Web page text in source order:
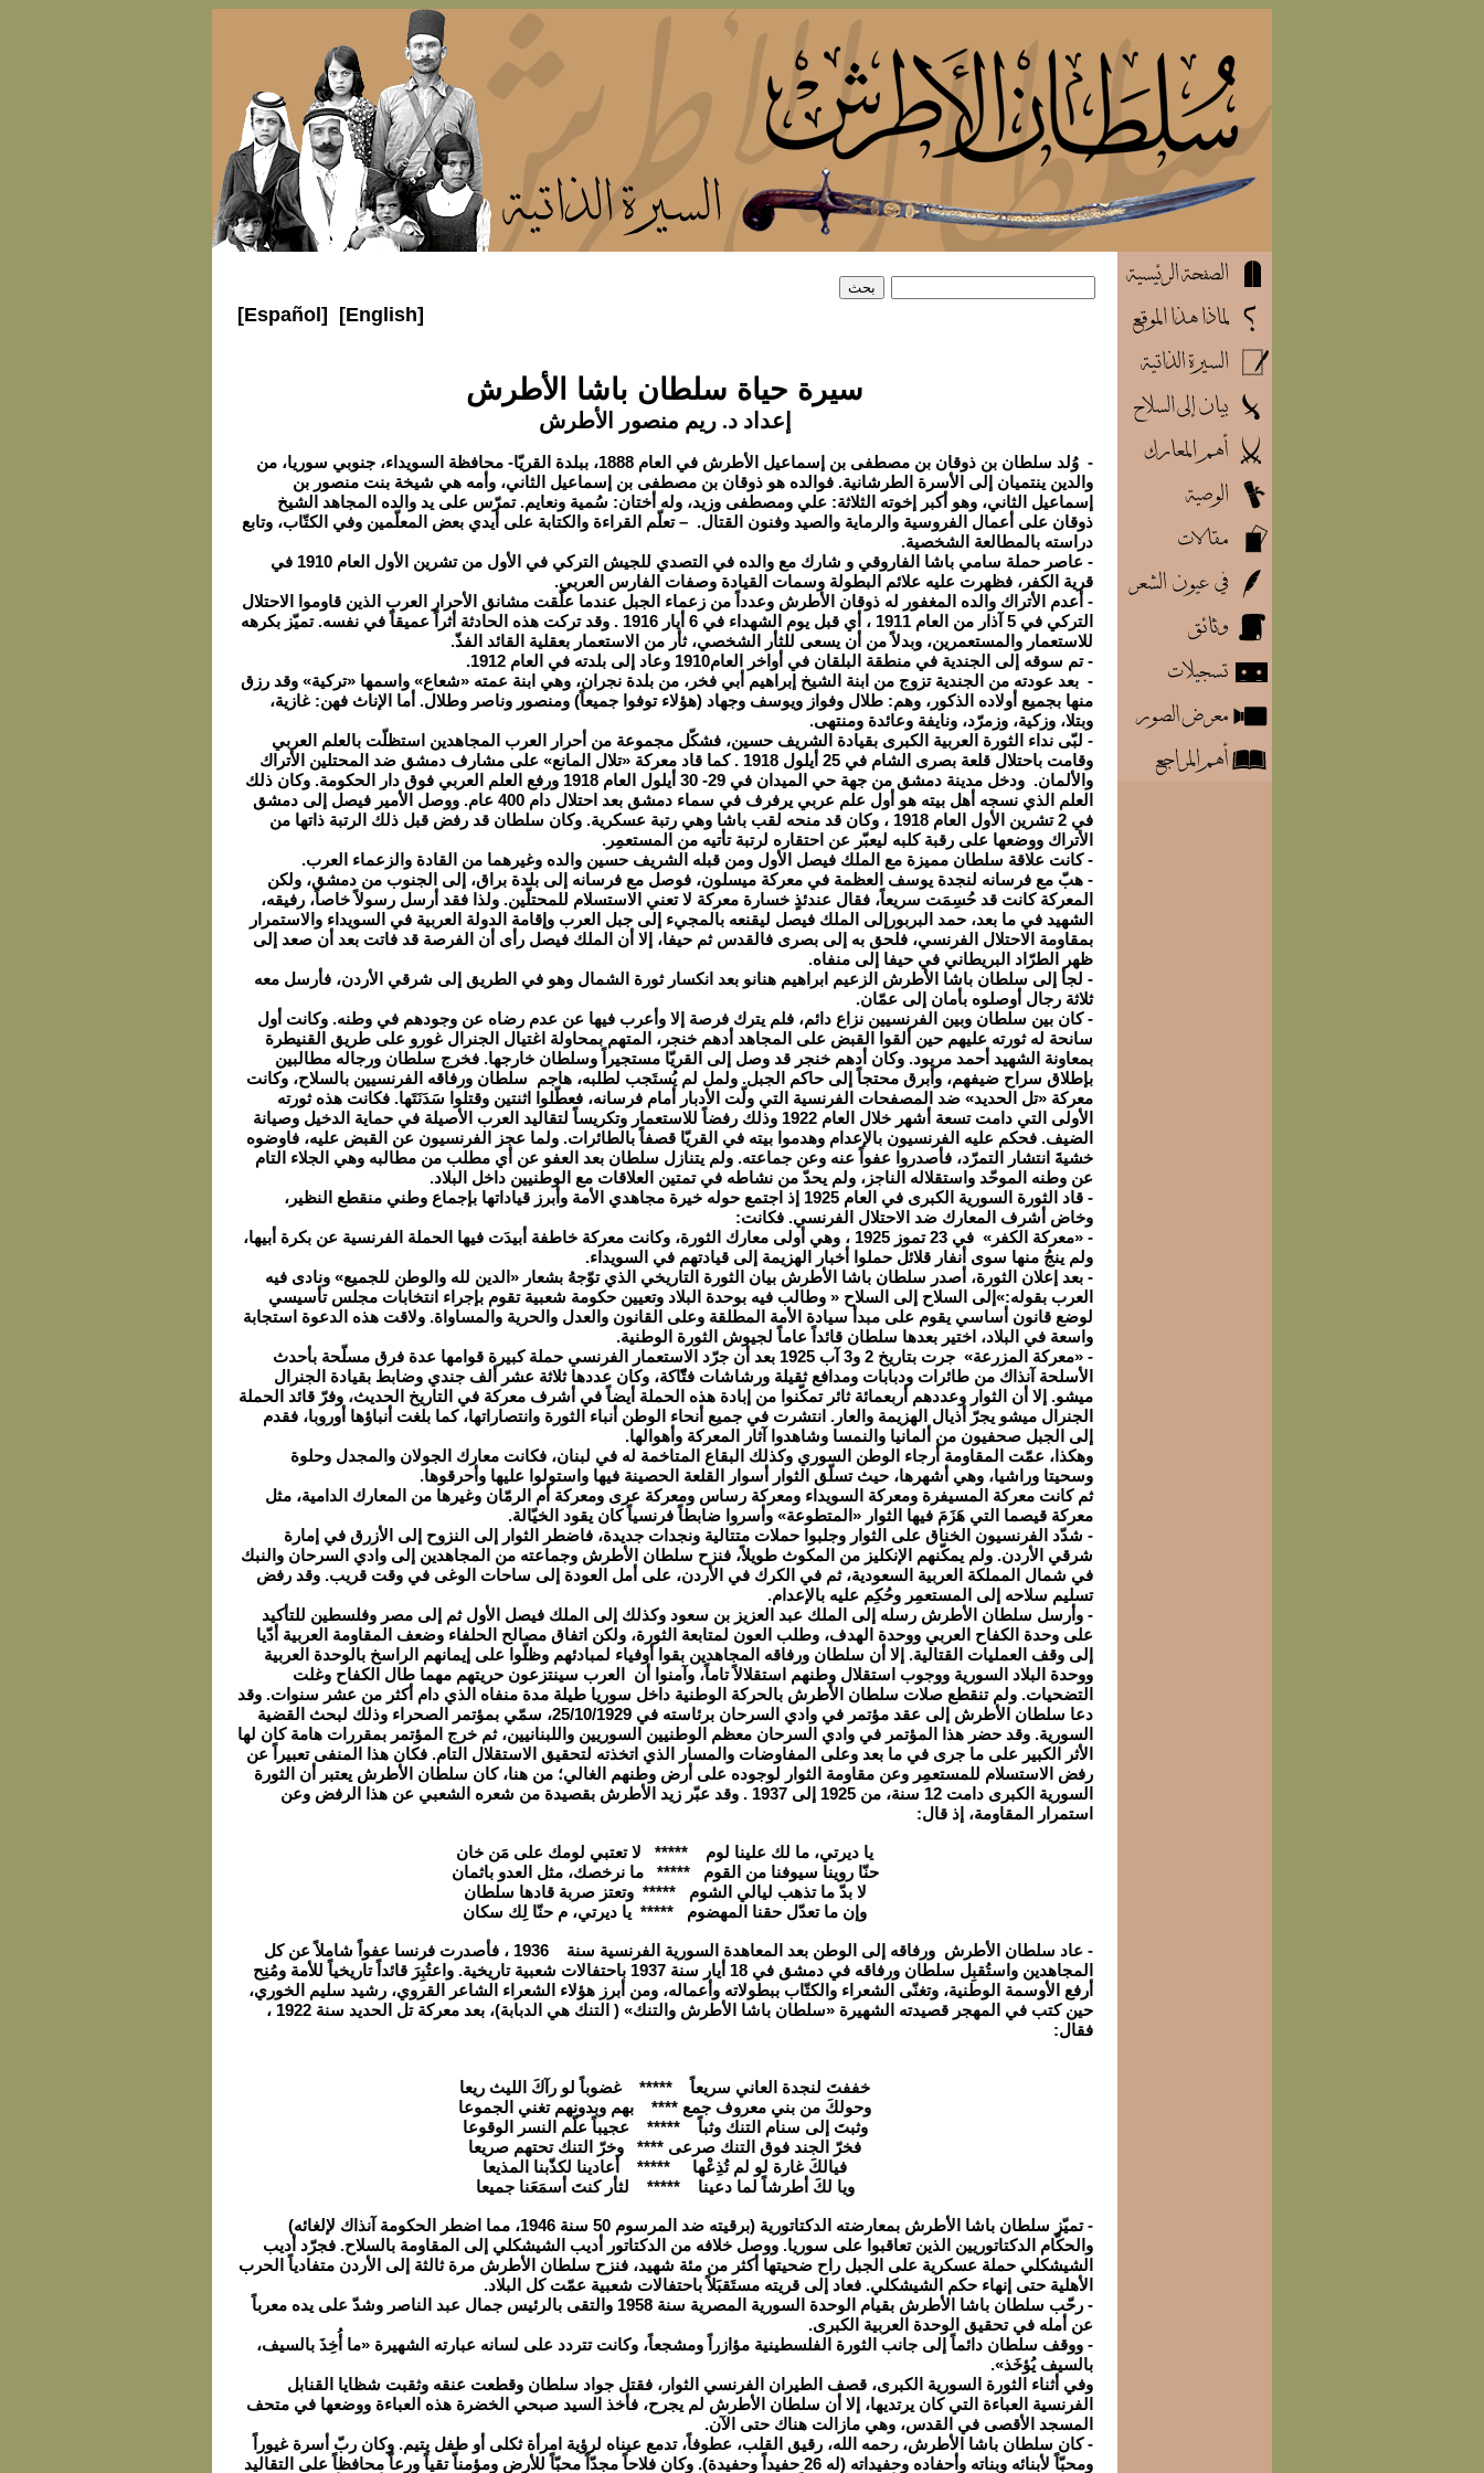
[Español] [English]
سيرة حياة سلطان باشا الأطرش
إعداد د. ريم منصور الأطرش
- وُلد سلطان بن ذوقان بن مصطفى بن إسماعيل الأطرش في العام 1888، ببلدة القريّا- محافظة السويداء، جنوبي سوريا، من
والدين ينتميان إلى الأسرة الطرشانية. فوالده هو ذوقان بن مصطفى بن إسماعيل الثاني، وأمه هي شيخة بنت منصور بن
إسماعيل الثاني، وهو أكبر إخوته الثلاثة: علي ومصطفى وزيد، وله أختان: سُمية ونعايم. تمرّس على يد والده المجاهد الشيخ
ذوقان على أعمال الفروسية والرماية والصيد وفنون القتال. – تعلّم القراءة والكتابة على أيدي بعض المعلّمين وفي الكتّاب، وتابع
دراسته بالمطالعة الشخصية.
- عاصر حملة سامي باشا الفاروقي و شارك مع والده في التصدي للجيش التركي في الأول من تشرين الأول العام 1910 في
قرية الكفر، فظهرت عليه علائم البطولة وسمات القيادة وصفات الفارس العربي.
- أعدم الأتراك والده المغفور له ذوقان الأطرش وعدداً من زعماء الجبل عندما علّقت مشانق الأحرار العرب الذين قاوموا الاحتلال
التركي في 5 آذار من العام 1911 ، أي قبل يوم الشهداء في 6 أيار 1916 . وقد تركت هذه الحادثة أثراً عميقاً في نفسه. تميّز بكرهه
للاستعمار والمستعمرين، وبدلاً من أن يسعى للثأر الشخصي، ثأر من الاستعمار بعقلية القائد الفذّ.
- تم سوقه إلى الجندية في منطقة البلقان في أواخر العام1910 وعاد إلى بلدته في العام 1912.
- بعد عودته من الجندية تزوج من ابنة الشيخ إبراهيم أبي فخر، من بلدة نجران، وهي ابنة عمته «شعاع» واسمها «تركية» وقد رزق
منها بجميع أولاده الذكور، وهم: طلال وفواز ويوسف وجهاد (هؤلاء توفوا جميعاً) ومنصور وناصر وطلال. أما الإناث فهن: غازية،
وبتلا، وزكية، وزمرّد، ونايفة وعائدة ومنتهى.
- لبّى نداء الثورة العربية الكبرى بقيادة الشريف حسين، فشكّل مجموعة من أحرار العرب المجاهدين استظلّت بالعلم العربي
وقامت باحتلال قلعة بصرى الشام في 25 أيلول 1918 . كما قاد معركة «تلال المانع» على مشارف دمشق ضد المحتلين الأتراك
والألمان. ودخل مدينة دمشق من جهة حي الميدان في 29- 30 أيلول العام 1918 ورفع العلم العربي فوق دار الحكومة. وكان ذلك
العلم الذي نسجه أهل بيته هو أول علم عربي يرفرف في سماء دمشق بعد احتلال دام 400 عام. ووصل الأمير فيصل إلى دمشق
في 2 تشرين الأول العام 1918 ، وكان قد منحه لقب باشا وهي رتبة عسكرية. وكان سلطان قد رفض قبل ذلك الرتبة ذاتها من
الأتراك ووضعها على رقبة كلبه ليعبّر عن احتقاره لرتبة تأتيه من المستعمِر.
- كانت علاقة سلطان مميزة مع الملك فيصل الأول ومن قبله الشريف حسين والده وغيرهما من القادة والزعماء العرب.
- هبّ مع فرسانه لنجدة يوسف العظمة في معركة ميسلون، فوصل مع فرسانه إلى بلدة براق، إلى الجنوب من دمشق، ولكن
المعركة كانت قد حُسِمَت سريعاً، فقال عندئذٍ خسارة معركة لا تعني الاستسلام للمحتلّين. ولذا فقد أرسل رسولاً خاصاً، رفيقه،
الشهيد في ما بعد، حمد البربورإلى الملك فيصل ليقنعه بالمجيء إلى جبل العرب وإقامة الدولة العربية في السويداء والاستمرار
بمقاومة الاحتلال الفرنسي، فلحق به إلى بصرى فالقدس ثم حيفا، إلا أن الملك فيصل رأى أن الفرصة قد فاتت بعد أن صعد إلى
ظهر الطرّاد البريطاني في حيفا إلى منفاه.
- لجأ إلى سلطان باشا الأطرش الزعيم ابراهيم هنانو بعد انكسار ثورة الشمال وهو في الطريق إلى شرقي الأردن، فأرسل معه
ثلاثة رجال أوصلوه بأمان إلى عمّان.
- كان بين سلطان وبين الفرنسيين نزاع دائم، فلم يترك فرصة إلا وأعرب فيها عن عدم رضاه عن وجودهم في وطنه. وكانت أول
سانحة له ثورته عليهم حين ألقوا القبض على المجاهد أدهم خنجر، المتهم بمحاولة اغتيال الجنرال غورو على طريق القنيطرة
بمعاونة الشهيد أحمد مريود. وكان أدهم خنجر قد وصل إلى القريّا مستجيراً وسلطان خارجها. فخرج سلطان ورجاله مطالبين
بإطلاق سراح ضيفهم، وأبرق محتجاً إلى حاكم الجبل. ولمل لم يُستَجب لطلبه، هاجم سلطان ورفاقه الفرنسيين بالسلاح، وكانت
معركة «تل الحديد» ضد المصفحات الفرنسية التي ولّت الأدبار أمام فرسانه، فعطّلوا اثنتين وقتلوا سَدَنَتَها. فكانت هذه ثورته
الأولى التي دامت تسعة أشهر خلال العام 1922 وذلك رفضاً للاستعمار وتكريساً لتقاليد العرب الأصيلة في حماية الدخيل وصيانة
الضيف. فحكم عليه الفرنسيون بالإعدام وهدموا بيته في القريّا قصفاً بالطائرات. ولما عجز الفرنسيون عن القبض عليه، فاوضوه
خشيةَ انتشار التمرّد، فأصدروا عفواً عنه وعن جماعته. ولم يتنازل سلطان بعد العفو عن أي مطلب من مطالبه وهي الجلاء التام
عن وطنه الموحّد واستقلاله الناجز، ولم يحدّ من نشاطه في تمتين العلاقات مع الوطنيين داخل البلاد.
- قاد الثورة السورية الكبرى في العام 1925 إذ اجتمع حوله خيرة مجاهدي الأمة وأبرز قياداتها بإجماع وطني منقطع النظير،
وخاض أشرف المعارك ضد الاحتلال الفرنسي. فكانت:
- «معركة الكفر» في 23 تموز 1925 ، وهي أولى معارك الثورة، وكانت معركة خاطفة أبيدَت فيها الحملة الفرنسية عن بكرة أبيها،
ولم ينجُ منها سوى أنفار قلائل حملوا أخبار الهزيمة إلى قيادتهم في السويداء.
- بعد إعلان الثورة، أصدر سلطان باشا الأطرش بيان الثورة التاريخي الذي توّجهُ بشعار «الدين لله والوطن للجميع» ونادى فيه
العرب بقوله:»إلى السلاح إلى السلاح « وطالب فيه بوحدة البلاد وتعيين حكومة شعبية تقوم بإجراء انتخابات مجلس تأسيسي
لوضع قانون أساسي يقوم على مبدأ سيادة الأمة المطلقة وعلى القانون والعدل والحرية والمساواة. ولاقت هذه الدعوة استجابة
واسعة في البلاد، اختير بعدها سلطان قائداً عاماً لجيوش الثورة الوطنية.
- «معركة المزرعة» جرت بتاريخ 2 و3 آب 1925 بعد أن جرّد الاستعمار الفرنسي حملة كبيرة قوامها عدة فرق مسلّحة بأحدث
الأسلحة آنذاك من طائرات ودبابات ومدافع ثقيلة ورشاشات فتّّاكة، وكان عددها ثلاثة عشر ألف جندي وضابط بقيادة الجنرال
ميشو. إلا أن الثوار وعددهم أربعمائة ثائر تمكّنوا من إبادة هذه الحملة أيضاً في أشرف معركة في التاريخ الحديث، وفرّ قائد الحملة
الجنرال ميشو يجرّ أذيال الهزيمة والعار. انتشرت في جميع أنحاء الوطن أنباء الثورة وانتصاراتها، كما بلغت أنباؤها أوروبا، فقدم
إلى الجبل صحفيون من ألمانيا والنمسا وشاهدوا آثار المعركة وأهوالها.
وهكذا، عمّت المقاومة أرجاء الوطن السوري وكذلك البقاع المتاخمة له في لبنان، فكانت معارك الجولان والمجدل وحلوة
وسحيتا وراشيا، وهي أشهرها، حيث تسلّق الثوار أسوار القلعة الحصينة فيها واستولوا عليها وأحرقوها.
ثم كانت معركة المسيفرة ومعركة السويداء ومعركة رساس ومعركة عرى ومعركة أم الرمّان وغيرها من المعارك الدامية، مثل
معركة قيصما التي هَزَمَ فيها الثوار «المتطوعة» وأسروا ضابطاً فرنسياً كان يقود الخيّالة.
- شدّد الفرنسيون الخناق على الثوار وجلبوا حملات متتالية ونجدات جديدة، فاضطر الثوار إلى النزوح إلى الأزرق في إمارة
شرقي الأردن. ولم يمكّنهم الإنكليز من المكوث طويلاً، فنزح سلطان الأطرش وجماعته من المجاهدين إلى وادي السرحان والنبك
في شمال المملكة العربية السعودية، ثم في الكرك في الأردن، على أمل العودة إلى ساحات الوغى في وقت قريب. وقد رفض
تسليم سلاحه إلى المستعمِر وحُكِم عليه بالإعدام.
- وأرسل سلطان الأطرش رسله إلى الملك عبد العزيز بن سعود وكذلك إلى الملك فيصل الأول ثم إلى مصر وفلسطين للتأكيد
على وحدة الكفاح العربي ووحدة الهدف، وطلب العون لمتابعة الثورة، ولكن اتفاق مصالح الحلفاء وضعف المقاومة العربية أدّيا
إلى وقف العمليات القتالية. إلا أن سلطان ورفاقه المجاهدين بقوا أوفياء لمبادئهم وظلّوا على إيمانهم الراسخ بالوحدة العربية
ووحدة البلاد السورية ووجوب استقلال وطنهم استقلالاً تاماً، وآمنوا أن العرب سينتزعون حريتهم مهما طال الكفاح وغلت
التضحيات. ولم تنقطع صلات سلطان الأطرش بالحركة الوطنية داخل سوريا طيلة مدة منفاه الذي دام أكثر من عشر سنوات. وقد
دعا سلطان الأطرش إلى عقد مؤتمر في وادي السرحان برئاسته في 25/10/1929، سمّي بمؤتمر الصحراء وذلك لبحث القضية
السورية. وقد حضر هذا المؤتمر في وادي السرحان معظم الوطنيين السوريين واللبنانيين، ثم خرج المؤتمر بمقررات هامة كان لها
الأثر الكبير على ما جرى في ما بعد وعلى المفاوضات والمسار الذي اتخذته لتحقيق الاستقلال التام. فكان هذا المنفى تعبيراً عن
رفض الاستسلام للمستعمِر وعن مقاومة الثوار لوجوده على أرض وطنهم الغالي؛ من هنا، كان سلطان الأطرش يعتبر أن الثورة
السورية الكبرى دامت 12 سنة، من 1925 إلى 1937 . وقد عبّر زيد الأطرش بقصيدة من شعره الشعبي عن هذا الرفض وعن
استمرار المقاومة، إذ قال:
يا ديرتي، ما لك علينا لوم ***** لا تعتبي لومك على مَن خان
حنّا روينا سيوفنا من القوم ***** ما نرخصك، مثل العدو باثمان
لا بدّ ما تذهب ليالي الشوم ***** وتعتز صربة قادها سلطان
وإن ما تعدّل حقنا المهضوم ***** يا ديرتي، م حنّا لِك سكان
- عاد سلطان الأطرش ورفاقه إلى الوطن بعد المعاهدة السورية الفرنسية سنة 1936 ، فأصدرت فرنسا عفواً شاملاً عن كل
المجاهدين واستُقبِل سلطان ورفاقه في دمشق في 18 أيار سنة 1937 باحتفالات شعبية تاريخية. واعتُبِرَ قائداً تاريخياً للأمة ومُنِح
أرفع الأوسمة الوطنية، وتغنّى الشعراء والكتّاب ببطولاته وأعماله، ومن أبرز هؤلاء الشعراء الشاعر القروي، رشيد سليم الخوري،
حين كتب في المهجر قصيدته الشهيرة «سلطان باشا الأطرش والتنك» ( التنك هي الدبابة)، بعد معركة تل الحديد سنة 1922 ،
فقال:
خففتَ لنجدة العاني سريعاً ***** غضوباً لو رآكَ الليث ريعا
وحولكَ من بني معروف جمع **** بهم وبدونهم تغني الجموعا
وثبتَ إلى سنام التنك وثباً ***** عجيباً علّم النسر الوقوعا
فخرّ الجند فوق التنك صرعى **** وخرّ التنك تحتهم صريعا
فيالكَ غارة لو لم تُذِعْها ***** أعادينا لكذّبنا المذيعا
ويا لكَ أطرشاً لما دعينا ***** لثأر كنتَ أسمَعَنا جميعا
- تميّز سلطان باشا الأطرش بمعارضته الدكتاتورية (برقيته ضد المرسوم 50 سنة 1946، مما اضطر الحكومة آنذاك لإلغائه)
والحكّام الدكتاتوريين الذين تعاقبوا على سوريا. ووصل خلافه من الدكتاتور أديب الشيشكلي إلى المقاومة بالسلاح. فجرّد أديب
الشيشكلي حملة عسكرية على الجبل راح ضحيتها أكثر من مئة شهيد، فنزح سلطان الأطرش مرة ثالثة إلى الأردن متفادياً الحرب
الأهلية حتى إنهاء حكم الشيشكلي. فعاد إلى قريته مستَقبَلاً باحتفالات شعبية عمّت كل البلاد.
- رحّب سلطان باشا الأطرش بقيام الوحدة السورية المصرية سنة 1958 والتقى بالرئيس جمال عبد الناصر وشدّ على يده معرباً
عن أمله في تحقيق الوحدة العربية الكبرى.
- ووقف سلطان دائماً إلى جانب الثورة الفلسطينية مؤازراً ومشجعاً، وكانت تتردد على لسانه عبارته الشهيرة «ما أُخِذَ بالسيف،
بالسيف يُؤخَذ».
وفي أثناء الثورة السورية الكبرى، قصف الطيران الفرنسي الثوار، فقتل جواد سلطان وقطعت عنقه وثقبت شظايا القنابل
الفرنسية العباءة التي كان يرتديها، إلا أن سلطان الأطرش لم يجرح، فأخذ السيد صبحي الخضرة هذه العباءة ووضعها في متحف
المسجد الأقصى في القدس، وهي مازالت هناك حتى الآن.
- كان سلطان باشا الأطرش، رحمه الله، رقيق القلب، عطوفاً، تدمع عيناه لرؤية امرأة ثكلى أو طفل يتيم. وكان ربّ أسرة غيوراً
ومحبّاً لأبنائه وبناته وأحفاده وحفيداته (له 26 حفيداً وحفيدة). وكان فلاحاً مجدّاً محبّاً للأرض ومؤمناّ تقياً ورعاّ محافظاً على التقاليد